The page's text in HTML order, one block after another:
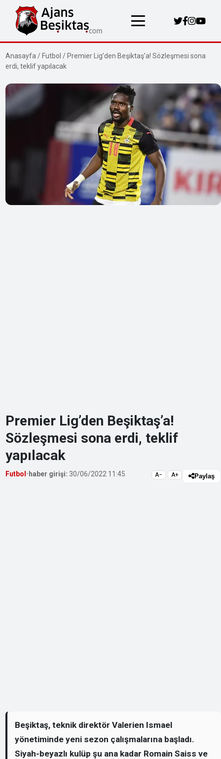
Anasayfa / Futbol / Premier Lig’den Beşiktaş’a! Sözleşmesi sona
erdi, teklif yapılacak
Premier Lig’den Beşiktaş’a!
Sözleşmesi sona erdi, teklif
yapılacak
Futbol • haber girişi: 30/06/2022 11:45 A− A+ Paylaş
Beşiktaş, teknik direktör Valerien Ismael
yönetiminde yeni sezon çalışmalarına başladı.
Siyah-beyazlı kulüp şu ana kadar Romain Saiss ve